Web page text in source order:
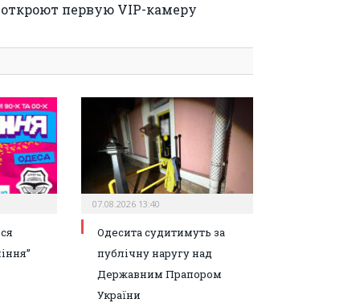
откроют первую VIP-камеру
07.08.2026 13:40
Одесита судитимуть за
публічну наругу над
Державним Прапором
України